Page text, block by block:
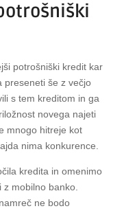
potrošniški kredit kar
preseneti še z večjo
s tem kreditom in ga
novega najeti
mnogo hitreje kot
nima konkurence.
kredita in omenimo
mobilno banko.
ne bodo